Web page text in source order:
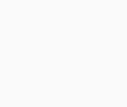
Günümüzde
ekranı, araç içi
medikal ekran,